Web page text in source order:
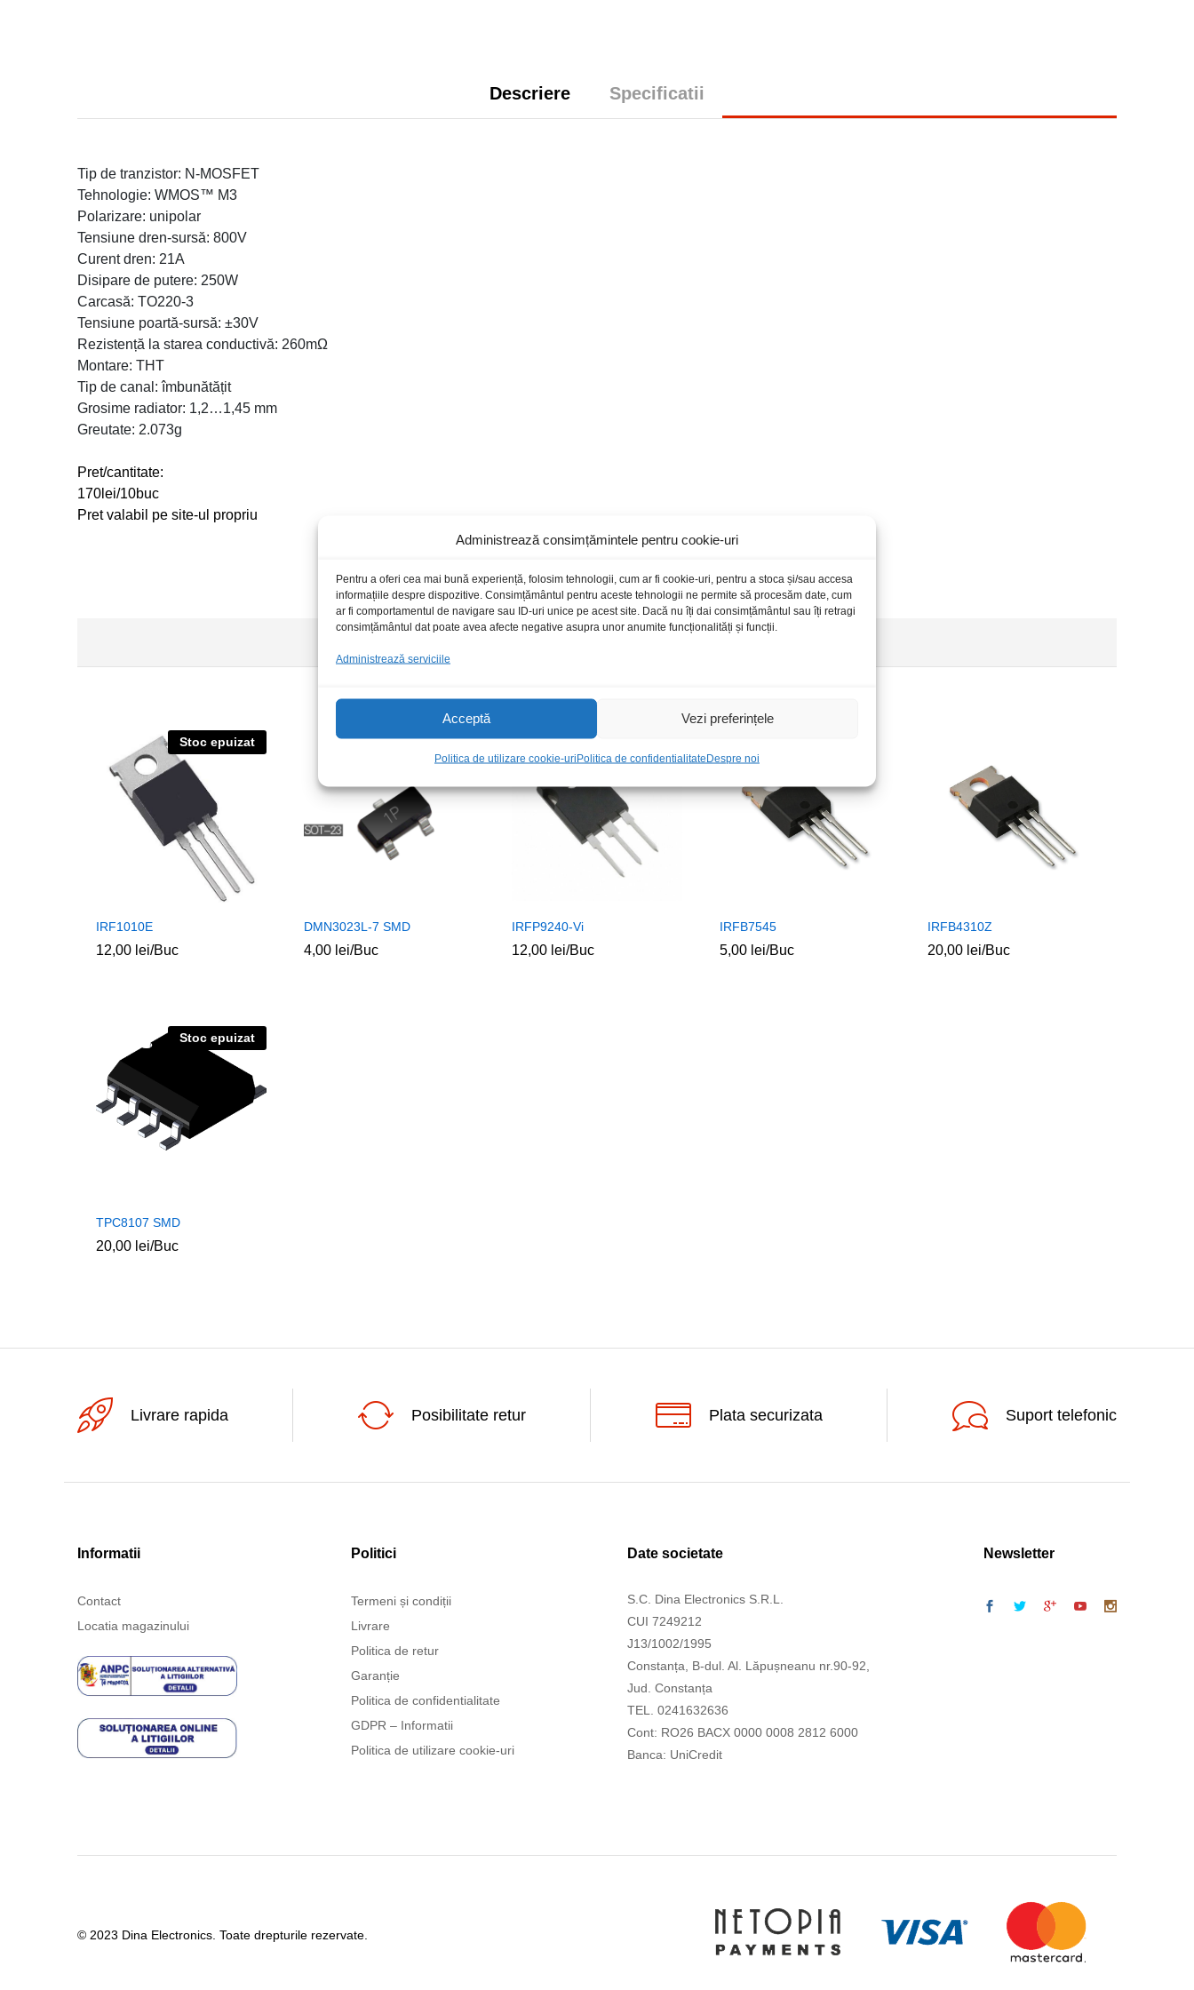
Administrează consimțămintele pentru cookie-uri
Pentru a oferi cea mai bună experiență, folosim tehnologii, cum ar fi cookie-uri, pentru a stoca și/sau accesa
informațiile despre dispozitive. Consimțământul pentru aceste tehnologii ne permite să procesăm date, cum
ar fi comportamentul de navigare sau ID-uri unice pe acest site. Dacă nu îți dai consimțământul sau îți retragi
consimțământul dat poate avea afecte negative asupra unor anumite funcționalități și funcții.
Administrează serviciile
Acceptă Vezi preferințele
Politica de utilizare cookie-uriPolitica de confidentialitateDespre noi
Descriere Specificatii
Tip de tranzistor: N-MOSFET
Tehnologie: WMOS™ M3
Polarizare: unipolar
Tensiune dren-sursă: 800V
Curent dren: 21A
Disipare de putere: 250W
Carcasă: TO220-3
Tensiune poartă-sursă: ±30V
Rezistență la starea conductivă: 260mΩ
Montare: THT
Tip de canal: îmbunătățit
Grosime radiator: 1,2…1,45 mm
Greutate: 2.073g
Pret/cantitate:
170lei/10buc
Pret valabil pe site-ul propriu
Stoc epuizat
IRF1010E
12,00 lei/Buc
Stoc epuizat
DMN3023L-7 SMD
4,00 lei/Buc
IRFP9240-Vi
12,00 lei/Buc
IRFB7545
5,00 lei/Buc
IRFB4310Z
20,00 lei/Buc
Stoc epuizat
TPC8107 SMD
20,00 lei/Buc
Livrare rapida Posibilitate retur Plata securizata Suport telefonic
Informatii
Contact
Locatia magazinului
Politici
Termeni și condiții
Livrare
Politica de retur
Garanție
Politica de confidentialitate
GDPR – Informatii
Politica de utilizare cookie-uri
Date societate
S.C. Dina Electronics S.R.L.
CUI 7249212
J13/1002/1995
Constanța, B-dul. Al. Lăpușneanu nr.90-92,
Jud. Constanța
TEL. 0241632636
Cont: RO26 BACX 0000 0008 2812 6000
Banca: UniCredit
Newsletter
© 2023 Dina Electronics. Toate drepturile rezervate.